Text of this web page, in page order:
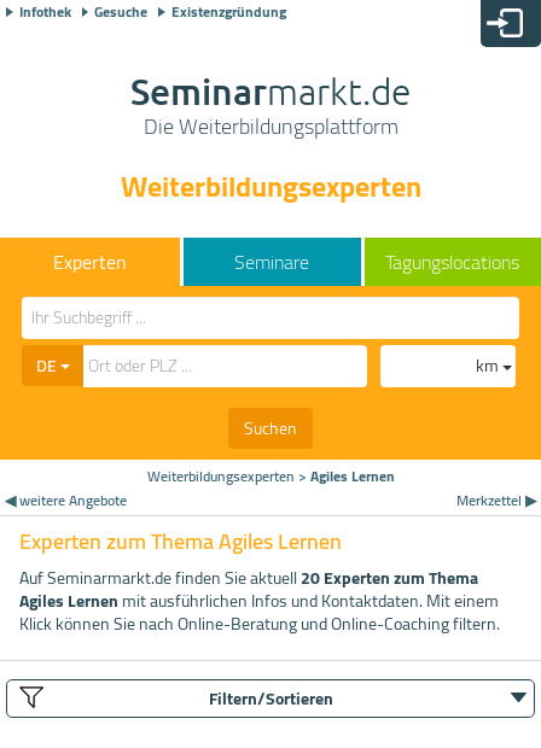
Infothek Gesuche Existenzgründung
Seminarmarkt.de
Die Weiterbildungsplattform
Weiterbildungsexperten
Seminare Tagungslocations
DE
km
Suchen
Weiterbildungsexperten >Agiles Lernen
◀ weitere Angebote
Merkzettel ▶
Experten zum Thema Agiles Lernen
Auf Seminarmarkt.de finden Sie aktuell20 Experten zum Thema
Agiles Lernenmit ausführlichen Infos und Kontaktdaten. Mit einem
Klick können Sie nach Online-Beratung und Online-Coaching filtern.
Filtern/Sortieren